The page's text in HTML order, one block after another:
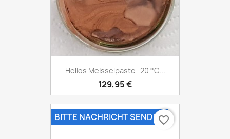
Helios Meisselpaste -20 °C...
129,95 €
BITTE NACHRICHT SENDENfavorite_border